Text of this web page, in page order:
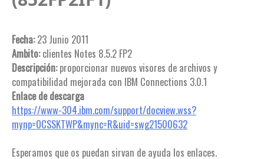
Fecha:23 Junio 2011
Ambito:clientes Notes 8.5.2 FP2
Descripción:proporcionar nuevos visores de archivos y
compatibilidad mejorada con IBM Connections 3.0.1
Enlace de descarga
https://www-304.ibm.com/support/docview.wss?
mynp=OCSSKTWP&mync=R&uid=swg21500632
Esperamos que os puedan sirvan de ayuda los enlaces.